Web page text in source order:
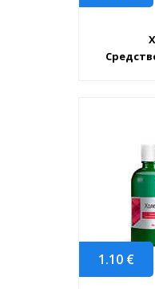
1.10 €